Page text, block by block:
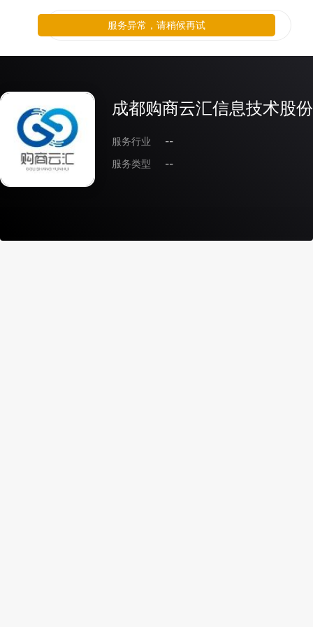
成都购商云汇信息技术股
服务行业
--
服务类型
--
服务异常，请稍候再试